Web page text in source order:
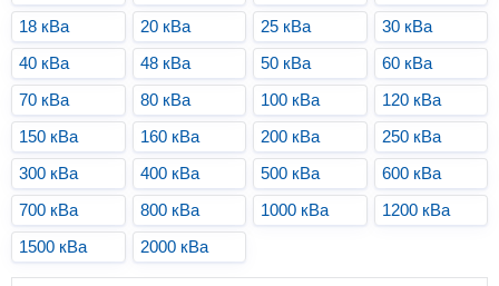
18 кВа
20 кВа 25 кВа
30 кВа
40 кВа
48 кВа 50 кВа
60 кВа
70 кВа
80 кВа 100 кВа
120 кВа
150 кВа
160 кВа 200 кВа
250 кВа
300 кВа
400 кВа 500 кВа
600 кВа
700 кВа
800 кВа 1000 кВа
1200 кВа
1500 кВа
2000 кВа